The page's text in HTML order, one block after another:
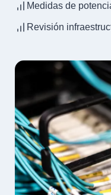
Medidas de
Revisión